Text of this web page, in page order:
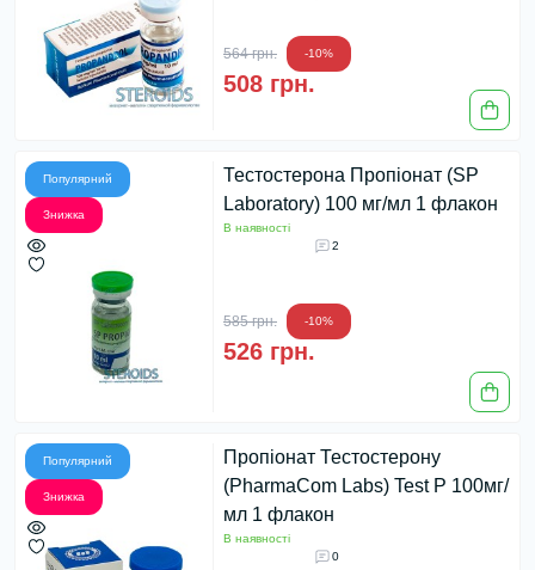
564 грн. -10%
508 грн.
Популярний
Знижка
Тестостерона Пропіонат (SP
Laboratory) 100 мг/мл 1 флакон
В наявності
2
585 грн. -10%
526 грн.
Популярний
Знижка
Пропіонат Тестостерону
(PharmaCom Labs) Test P 100мг/
мл 1 флакон
В наявності
0